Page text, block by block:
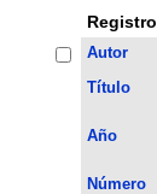
Registro
Autor
Título
Año
Número